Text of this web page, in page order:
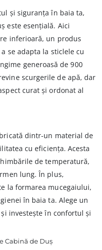
și siguranța în baia ta,
este esențială. Aici
inferioară, un produs
se adapta la sticlele cu
generoasă de 900
scurgerile de apă, dar
curat și ordonat al
dintr-un material de
cu eficiența. Acesta
de temperatură,
lung. În plus,
la formarea mucegaiului,
în baia ta. Alege un
investește în confortul și
Cabină de Duș